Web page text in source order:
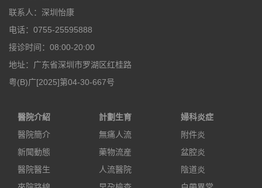
联系人：深圳怡康
电话：0755-25595888
接诊时间：08:00-20:00
地址：广东省深圳市罗湖区红桂路
粤(B)广[2025]第04-30-667号
醫院介紹
醫院簡介
新聞動態
醫院醫生
計劃生育
無痛人流
藥物流産
人流醫院
婦科炎症
附件炎
盆腔炎
陰道炎